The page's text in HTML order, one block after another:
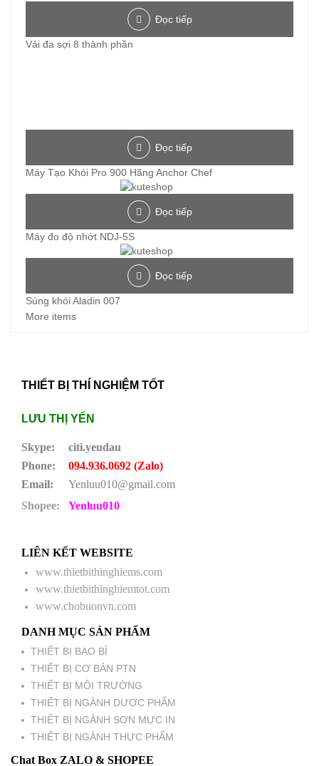
Đọc tiếp
Vải đa sợi 8 thành phần
Đọc tiếp
Máy Tạo Khói Pro 900 Hãng Anchor Chef
Đọc tiếp
Máy đo độ nhớt NDJ-5S
Đọc tiếp
Súng khói Aladin 007
More items
THIẾT BỊ THÍ NGHIỆM TỐT
LƯU THỊ YẾN
Skype:
citi.yeudau
Phone:
094.936.0692 (Zalo)
Email:
Yenluu010@gmail.com
Shopee:
Yenluu010
LIÊN KẾT WEBSITE
www.thietbithinghiems.com
www.thietbithinghiemtot.com
www.chobuonvn.com
DANH MỤC SẢN PHẨM
THIẾT BỊ BAO BÌ
THIẾT BỊ CƠ BẢN PTN
THIẾT BỊ MÔI TRƯỜNG
THIẾT BỊ NGÀNH DƯỢC PHẨM
THIẾT BỊ NGÀNH SƠN MỰC IN
THIẾT BỊ NGÀNH THỰC PHẨM
Chat Box ZALO & SHOPEE